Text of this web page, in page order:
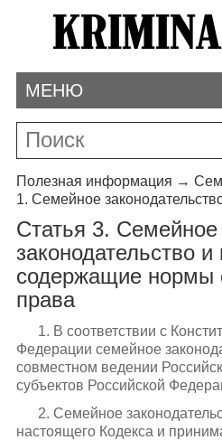
МЕНЮ
Полезная информация →
1. Семейное
Статья 3. Семейное
законодательство
содержащие нормы
права
1. В соответствии с
Федерации семейное
совместном ведении
субъектов Российской
2. Семейное
настоящего Кодекса и